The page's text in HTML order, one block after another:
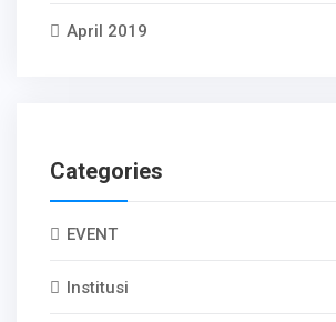
April 2019
Categories
EVENT
Institusi